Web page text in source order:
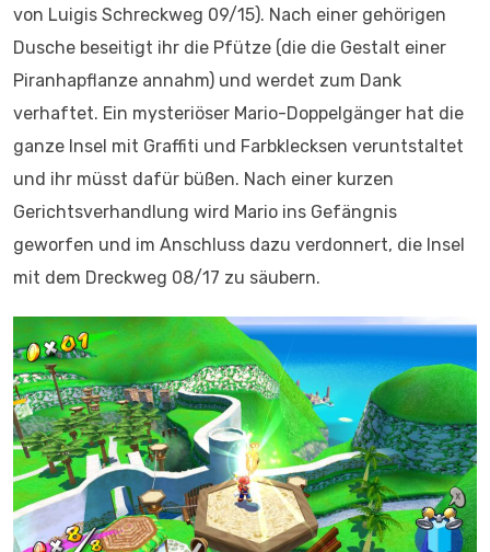
von Luigis Schreckweg 09/15). Nach einer gehörigen
Dusche beseitigt ihr die Pfütze (die die Gestalt einer
Piranhapflanze annahm) und werdet zum Dank
verhaftet. Ein mysteriöser Mario-Doppelgänger hat die
ganze Insel mit Graffiti und Farbklecksen veruntstaltet
und ihr müsst dafür büßen. Nach einer kurzen
Gerichtsverhandlung wird Mario ins Gefängnis
geworfen und im Anschluss dazu verdonnert, die Insel
mit dem Dreckweg 08/17 zu säubern.